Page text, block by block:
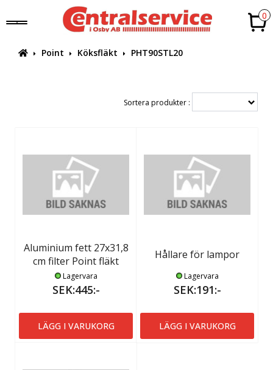
0
Point Köksfläkt PHT90STL20
Sortera produkter :
Aluminium fett 27x31,8
cm filter Point fläkt
Lagervara
SEK:445:-
LÄGG I VARUKORG
Hållare för lampor
Lagervara
SEK:191:-
LÄGG I VARUKORG